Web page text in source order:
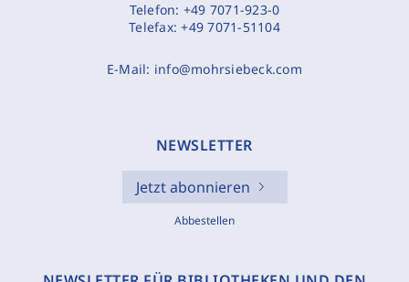
Telefon: +49 7071-923-0
Telefax:+49 7071-51104
E-Mail: info@mohrsiebeck.com
NEWSLETTER
Jetzt abonnieren
Abbestellen